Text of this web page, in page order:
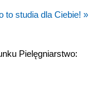
to studia dla Ciebie! »
Pielęgniarstwo: